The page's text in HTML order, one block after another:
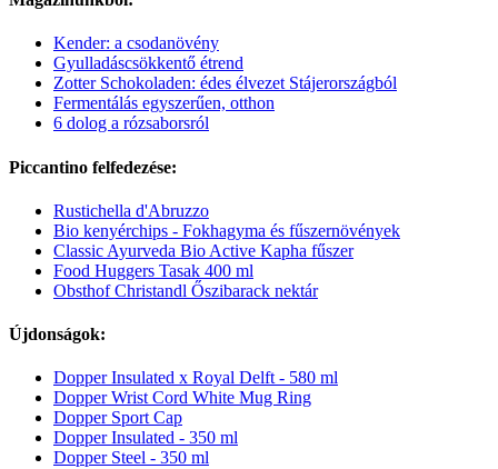
Kender: a csodanövény
Gyulladáscsökkentő étrend
Zotter Schokoladen: édes élvezet Stájerországból
Fermentálás egyszerűen, otthon
6 dolog a rózsaborsról
Piccantino felfedezése:
Rustichella d'Abruzzo
Bio kenyérchips - Fokhagyma és fűszernövények
Classic Ayurveda Bio Active Kapha fűszer
Food Huggers Tasak 400 ml
Obsthof Christandl Őszibarack nektár
Újdonságok:
Dopper Insulated x Royal Delft - 580 ml
Dopper Wrist Cord White Mug Ring
Dopper Sport Cap
Dopper Insulated - 350 ml
Dopper Steel - 350 ml